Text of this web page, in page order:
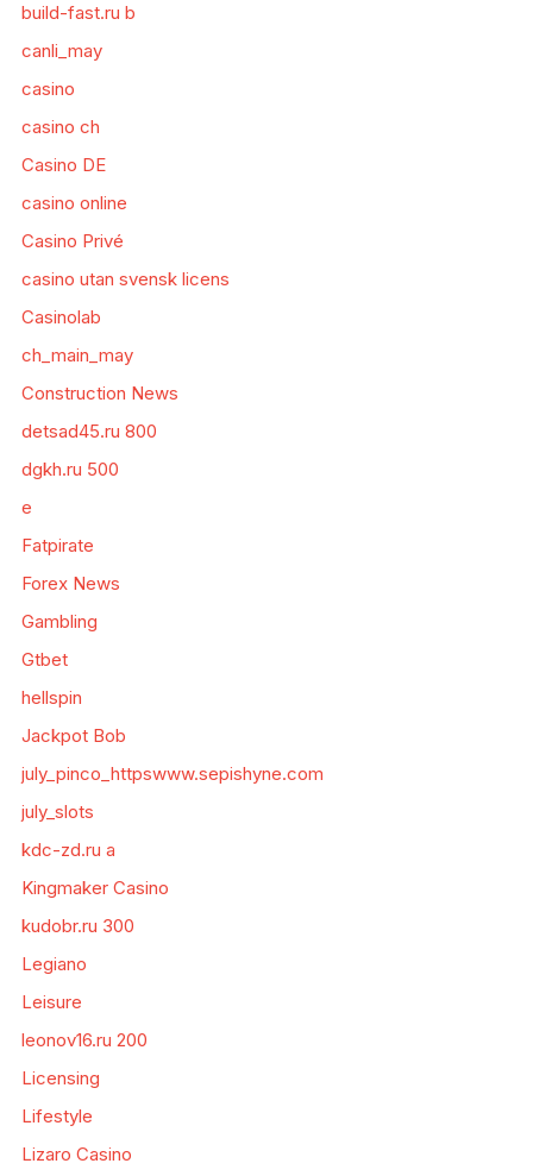
build-fast.ru b
canli_may
casino
casino ch
Casino DE
casino online
Casino Privé
casino utan svensk licens
Casinolab
ch_main_may
Construction News
detsad45.ru 800
dgkh.ru 500
e
Fatpirate
Forex News
Gambling
Gtbet
hellspin
Jackpot Bob
july_pinco_httpswww.sepishyne.com
july_slots
kdc-zd.ru a
Kingmaker Casino
kudobr.ru 300
Legiano
Leisure
leonov16.ru 200
Licensing
Lifestyle
Lizaro Casino